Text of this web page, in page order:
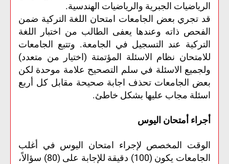
الرياضيات الجبرية والرياضيات الهندسية.
قد تجري بعض الجامعات امتحان اللغة التركية ضمن
الفحص ذاته وعندها يعفى الطالب من اختبار اللغة
التركية عند التسجيل في الجامعة. وتتبع الجامعات
للامتحان نظام الاسئلة المؤتمتة (اختيار من متعدد)
ولجميع الاسئلة في سلم التصحيح علامة موحدة لكن
بعض الجامعات تحذف اجابة صحيحة مقابل كل أربع
اسئلة مجاب عليها بشكل خاطئ.
أجراء أمتحان اليوس
الوقت المخصص لإجراء امتحان اليوس في أغلب
الجامعات يكون (100) دقيقة للإجابة على (80) سؤالاً،